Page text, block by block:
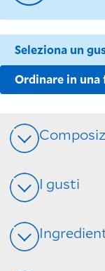
Ordinare in una
I gusti